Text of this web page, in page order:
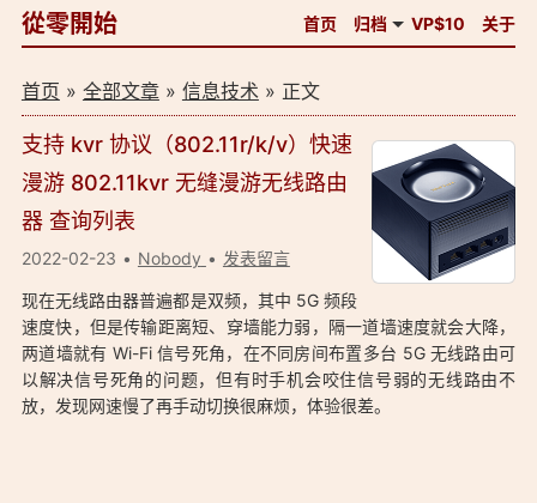
從零開始 首页 归档 VP$10 关于
首页 » 全部文章» 信息技术» 正文
支持 kvr 协议（802.11r/k/v）快速
漫游 802.11kvr 无缝漫游无线路由
器 查询列表
2022-02-23 Nobody 发表留言
现在无线路由器普遍都是双频，其中 5G 频段
速度快，但是传输距离短、穿墙能力弱，隔一道墙速度就会大降，
两道墙就有 Wi-Fi 信号死角，在不同房间布置多台 5G 无线路由可
以解决信号死角的问题，但有时手机会咬住信号弱的无线路由不
放，发现网速慢了再手动切换很麻烦，体验很差。